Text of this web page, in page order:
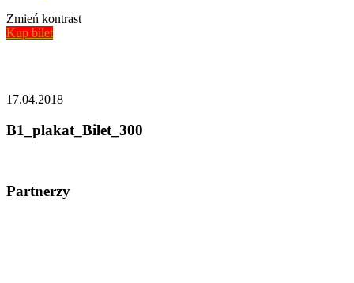
Zmień kontrast
Kup bilet
17.04.2018
B1_plakat_Bilet_300
Partnerzy